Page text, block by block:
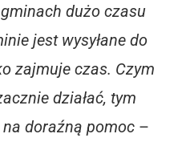
dużo czasu
jest wysyłane do
zajmuje czas. Czym
działać, tym
doraźną pomoc –